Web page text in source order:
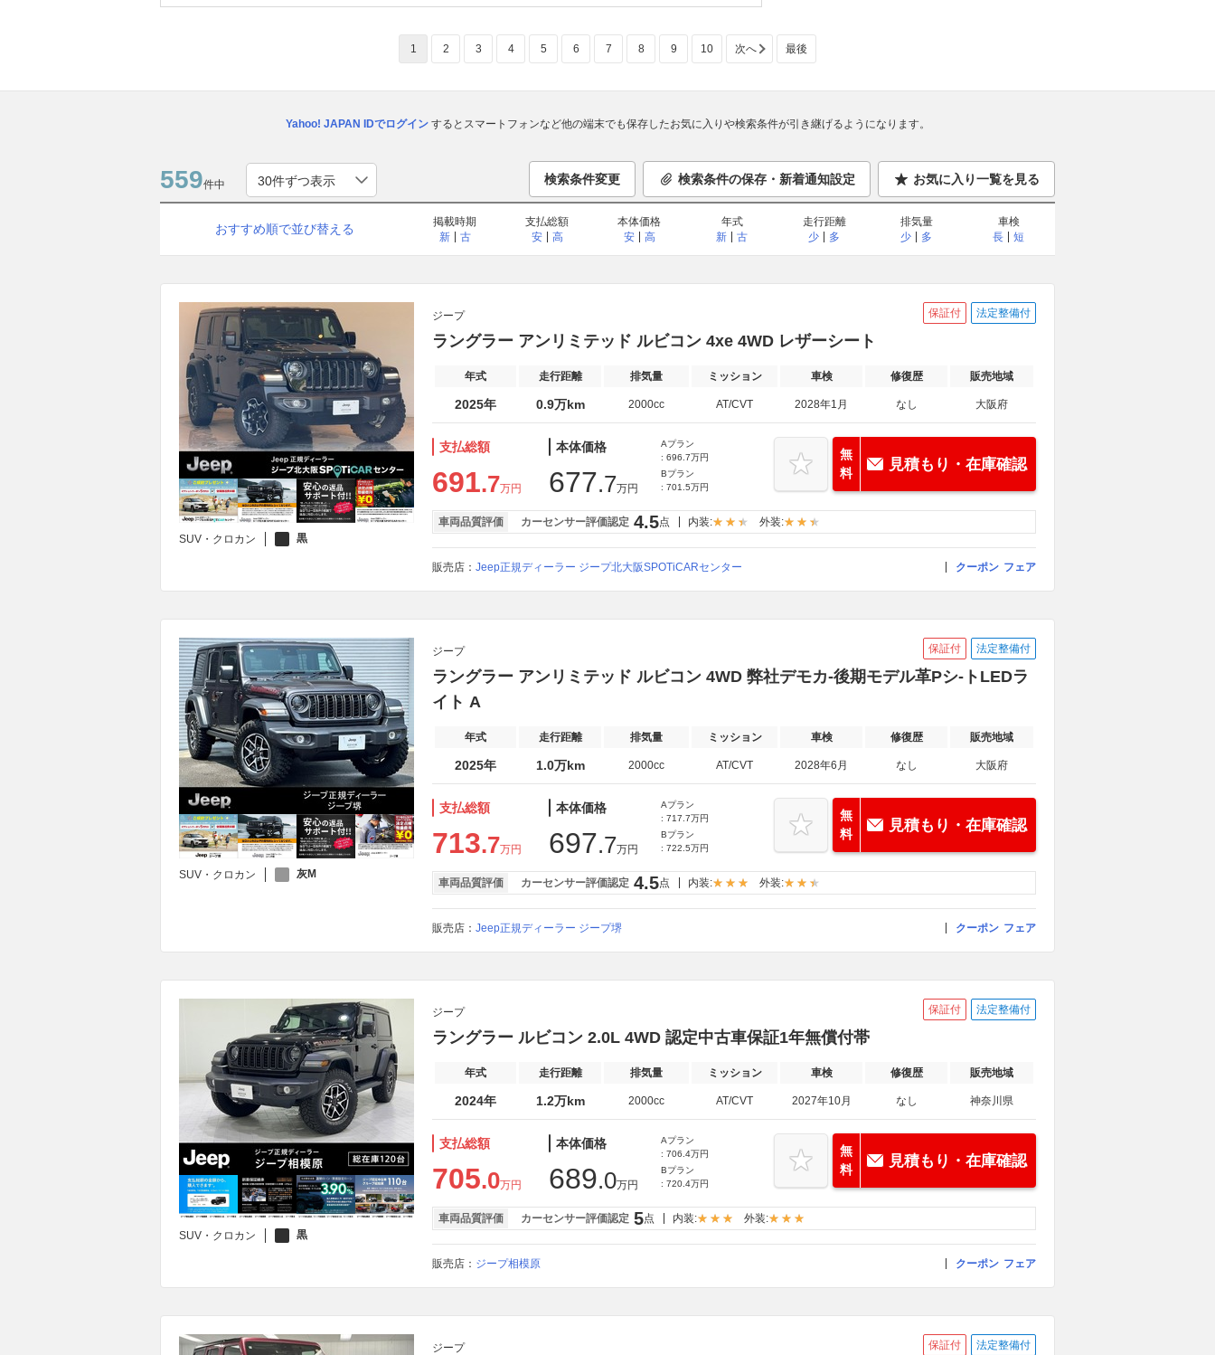
1 2 3 4 5 6 7 8 9 10 次へ 最後
Yahoo! JAPAN IDでログインするとスマートフォンなど他の端末でも保存したお気に入りや検索条件が引き継げるようになります。
559件中 検索条件変更 検索条件の保存・新着通知設定 お気に入り一覧を見る
おすすめ順で並び替える
掲載時期
新
古
支払総額
安
高
本体価格
安
高
年式
新
古
走行距離
少
多
排気量
少
多
車検
長
短
SUV・クロカン 黒
ジープ 保証付 法定整備付
ラングラー アンリミテッド ルビコン 4xe 4WD レザーシート
年式 走行距離 排気量 ミッション 車検 修復歴 販売地域
2025年 0.9万km 2000cc AT/CVT 2028年1月 なし 大阪府
支払総額
691.7万円
本体価格
677.7万円
Aプラン
: 696.7万円
Bプラン
: 701.5万円
無
料
見積もり・在庫確認
車両品質評価 カーセンサー評価認定 4.5点 内装: 外装:
販売店： Jeep正規ディーラー ジープ北大阪SPOTiCARセンター クーポン フェア
SUV・クロカン 灰M
ジープ 保証付 法定整備付
ラングラー アンリミテッド ルビコン 4WD 弊社デモカ-後期モデル革Pシ-トLEDラ
イト A
年式 走行距離 排気量 ミッション 車検 修復歴 販売地域
2025年 1.0万km 2000cc AT/CVT 2028年6月 なし 大阪府
支払総額
713.7万円
本体価格
697.7万円
Aプラン
: 717.7万円
Bプラン
: 722.5万円
無
料
見積もり・在庫確認
車両品質評価 カーセンサー評価認定 4.5点 内装: 外装:
販売店： Jeep正規ディーラー ジープ堺 クーポン フェア
SUV・クロカン 黒
ジープ 保証付 法定整備付
ラングラー ルビコン 2.0L 4WD 認定中古車保証1年無償付帯
年式 走行距離 排気量 ミッション 車検 修復歴 販売地域
2024年 1.2万km 2000cc AT/CVT 2027年10月 なし 神奈川県
支払総額
705.0万円
本体価格
689.0万円
Aプラン
: 706.4万円
Bプラン
: 720.4万円
無
料
見積もり・在庫確認
車両品質評価 カーセンサー評価認定 5点 内装: 外装:
販売店： ジープ相模原 クーポン フェア
ジープ 保証付 法定整備付